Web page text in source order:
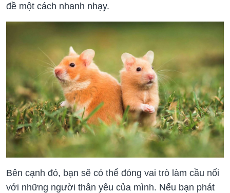
đề một cách nhanh nhạy.
Bên cạnh đó, bạn sẽ có thể đóng vai trò làm cầu nối
với những người thân yêu của mình. Nếu bạn phát